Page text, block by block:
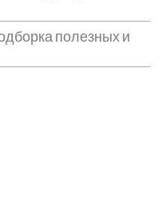
полезных и